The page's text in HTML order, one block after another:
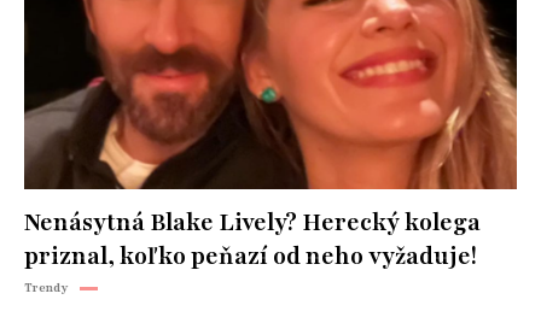
Nenásytná Blake Lively? Herecký kolega
priznal, koľko peňazí od neho vyžaduje!
Trendy